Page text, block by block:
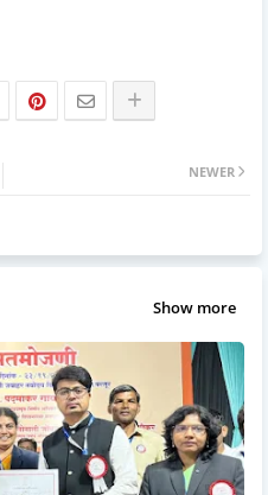
NEWER
Show more